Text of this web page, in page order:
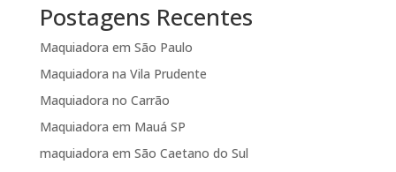
Postagens Recentes
Maquiadora em São Paulo
Maquiadora na Vila Prudente
Maquiadora no Carrão
Maquiadora em Mauá SP
maquiadora em São Caetano do Sul